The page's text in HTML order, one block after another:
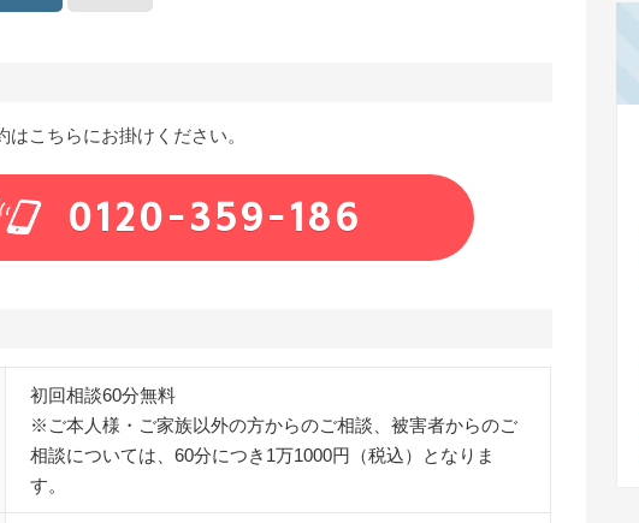
こちらにお掛けください。
0120-359-186
初回相談60分無料
※ご本人様・ご家族以外の方からのご相談、被害者からのご
相談については、60分につき1万1000円（税込）となりま
す。